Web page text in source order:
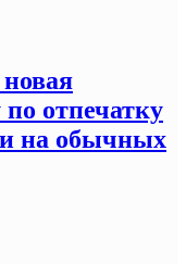
отпечатку
и на обычных